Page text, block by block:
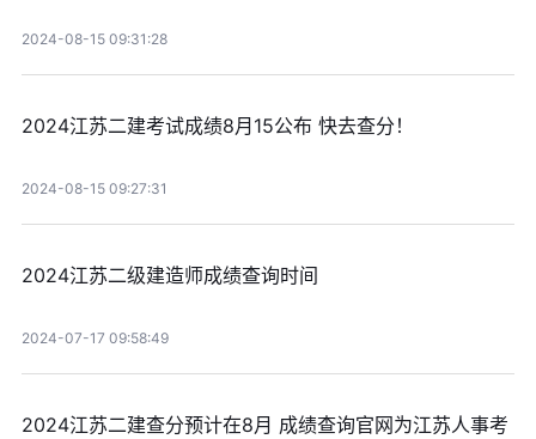
2024-08-15 09:31:28
2024江苏二建考试成绩8月15公布 快去查分！
2024-08-15 09:27:31
2024江苏二级建造师成绩查询时间
2024-07-17 09:58:49
2024江苏二建查分预计在8月 成绩查询官网为江苏人事考